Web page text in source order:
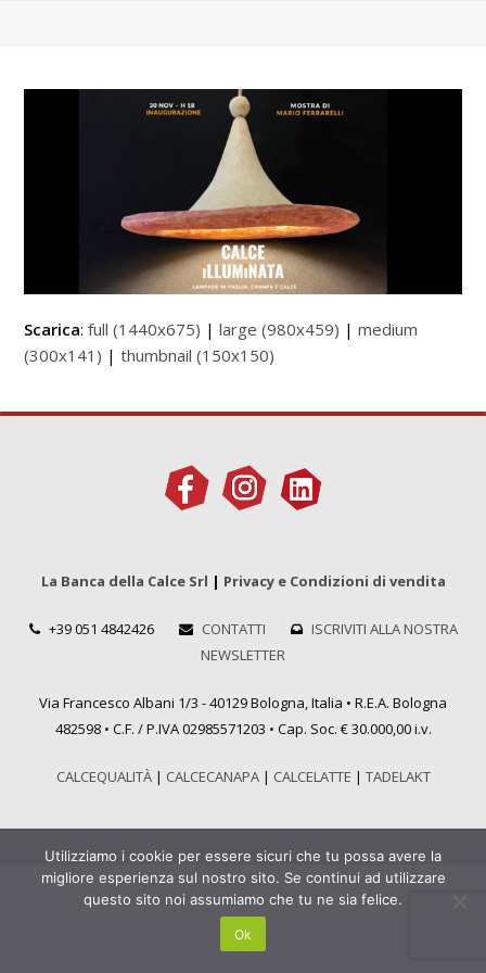
Scarica:full (1440x675) |large (980x459) |medium
(300x141) |thumbnail (150x150)
La Banca della Calce Srl | Privacy e Condizioni di vendita
+39 051 4842426 CONTATTI
ISCRIVITI ALLA NOSTRA
NEWSLETTER
Via Francesco Albani 1/3 - 40129 Bologna, Italia • R.E.A. Bologna
482598 • C.F. / P.IVA 02985571203 • Cap. Soc. € 30.000,00 i.v.
CALCEQUALITÀ| CALCECANAPA| CALCELATTE | TADELAKT
Utilizziamo i cookie per essere sicuri che tu possa avere la
migliore esperienza sul nostro sito. Se continui ad utilizzare
questo sito noi assumiamo che tu ne sia felice.
Ok